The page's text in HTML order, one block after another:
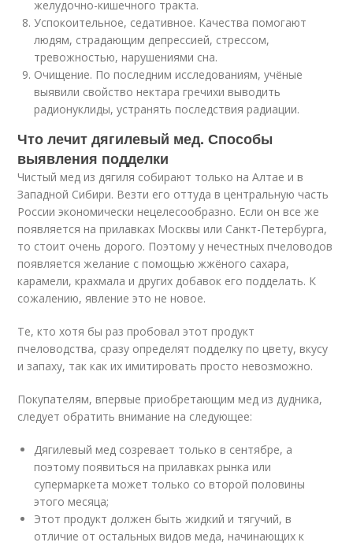
желудочно-кишечного тракта.
Успокоительное, седативное. Качества помогают
людям, страдающим депрессией, стрессом,
тревожностью, нарушениями сна.
Очищение. По последним исследованиям, учёные
выявили свойство нектара гречихи выводить
радионуклиды, устранять последствия радиации.
Что лечит дягилевый мед. Способы
выявления подделки
Чистый мед из дягиля собирают только на Алтае и в
Западной Сибири. Везти его оттуда в центральную часть
России экономически нецелесообразно. Если он все же
появляется на прилавках Москвы или Санкт-Петербурга,
то стоит очень дорого. Поэтому у нечестных пчеловодов
появляется желание с помощью жжёного сахара,
карамели, крахмала и других добавок его подделать. К
сожалению, явление это не новое.
Те, кто хотя бы раз пробовал этот продукт
пчеловодства, сразу определят подделку по цвету, вкусу
и запаху, так как их имитировать просто невозможно.
Покупателям, впервые приобретающим мед из дудника,
следует обратить внимание на следующее:
Дягилевый мед созревает только в сентябре, а
поэтому появиться на прилавках рынка или
супермаркета может только со второй половины
этого месяца;
Этот продукт должен быть жидкий и тягучий, в
отличие от остальных видов меда, начинающих к